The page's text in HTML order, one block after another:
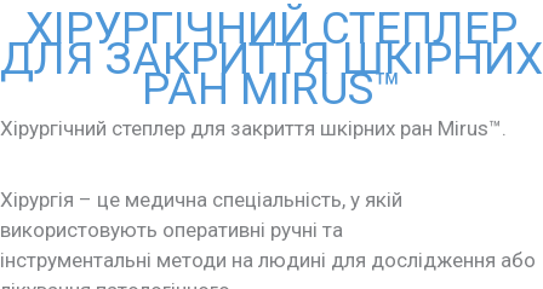
ХІРУРГІЧНИЙ СТЕПЛЕР
ДЛЯ ЗАКРИТТЯ ШКІРНИХ
РАН MIRUS™
Хірургічний степлер для закриття шкірних ран Mirus™.
Хірургія – це медична спеціальність, у якій
використовують оперативні ручні та
інструментальні методи на людині для дослідження або